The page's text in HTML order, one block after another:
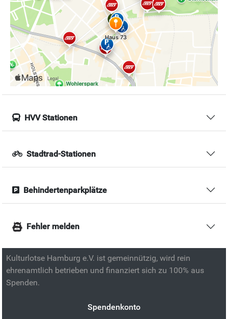
HVV Stationen
Stadtrad-Stationen
Behindertenparkplätze
Fehler melden
Kulturlotse Hamburg e.V. ist gemeinnützig, wird rein
ehrenamtlich betrieben und finanziert sich zu 100% aus
Spenden.
Spendenkonto